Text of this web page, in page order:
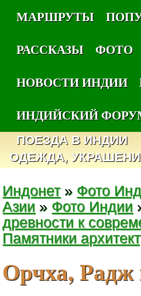
МАРШРУТЫ
РАССКАЗЫ
ФОТО
НОВОСТИ ИНДИИ
ИНДИЙСКИЙ
ПОЕЗДА В ИНДИИ
ОДЕЖДА,
Индонет» Фото
Азии » Фото Индии
древности к
Памятники
Орчха, Радж